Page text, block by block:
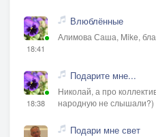
18:41
Влюблённые
Алимова Саша, Mike,
18:38
Подарите мне...
Николай, а про
народную не слышали?)
Подари мне свет